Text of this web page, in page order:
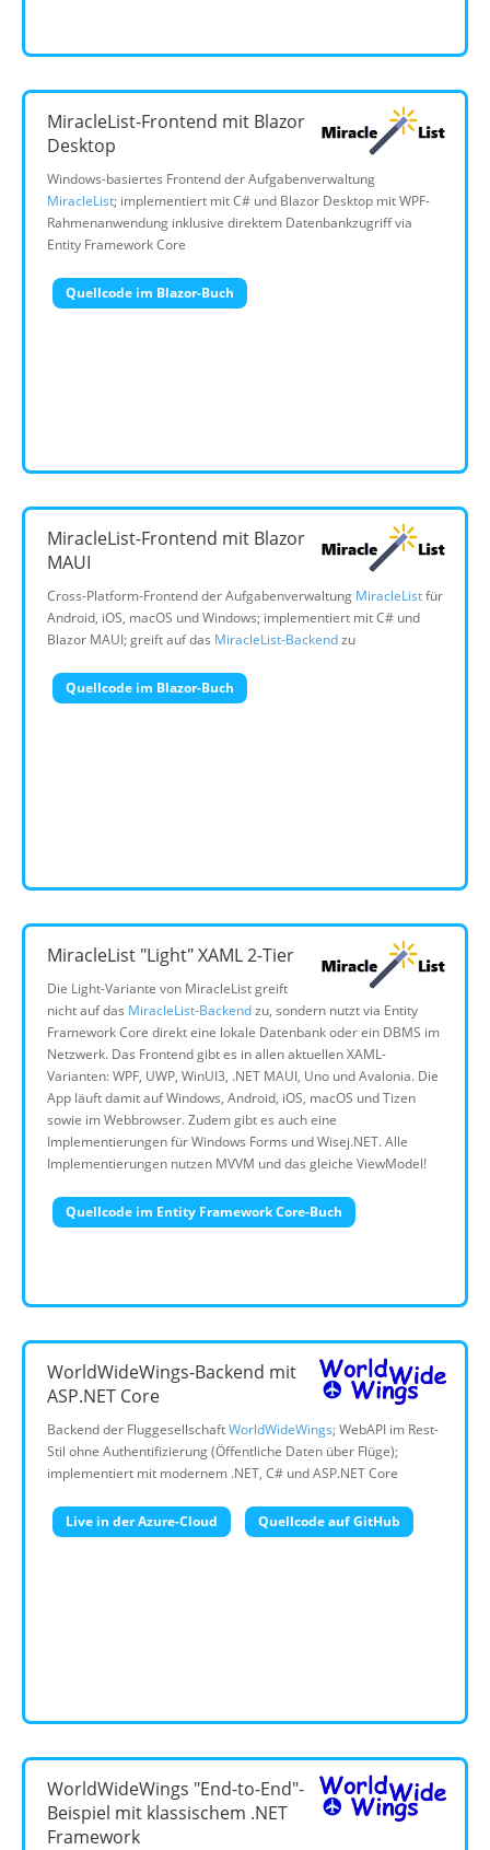
MiracleList-Frontend mit Blazor
Desktop
Windows-basiertes Frontend der Aufgabenverwaltung
MiracleList; implementiert mit C# und Blazor Desktop mit WPF-
Rahmenanwendung inklusive direktem Datenbankzugriff via
Entity Framework Core
Quellcode im Blazor-Buch
MiracleList-Frontend mit Blazor
MAUI
Cross-Platform-Frontend der Aufgabenverwaltung MiracleListfür
Android, iOS, macOS und Windows; implementiert mit C# und
Blazor MAUI; greift auf das MiracleList-Backendzu
Quellcode im Blazor-Buch
MiracleList "Light" XAML 2-Tier
Die Light-Variante von MiracleList greift
nicht auf das MiracleList-Backendzu, sondern nutzt via Entity
Framework Core direkt eine lokale Datenbank oder ein DBMS im
Netzwerk. Das Frontend gibt es in allen aktuellen XAML-
Varianten: WPF, UWP, WinUI3, .NET MAUI, Uno und Avalonia. Die
App läuft damit auf Windows, Android, iOS, macOS und Tizen
sowie im Webbrowser. Zudem gibt es auch eine
Implementierungen für Windows Forms und Wisej.NET. Alle
Implementierungen nutzen MVVM und das gleiche ViewModel!
Quellcode im Entity Framework Core-Buch
WorldWideWings-Backend mit
ASP.NET Core
Backend der FluggesellschaftWorldWideWings; WebAPI im Rest-
Stil ohne Authentifizierung (Öffentliche Daten über Flüge);
implementiert mit modernem .NET, C# und ASP.NET Core
Live in der Azure-Cloud Quellcode auf GitHub
WorldWideWings "End-to-End"-
Beispiel mit klassischem .NET
Framework